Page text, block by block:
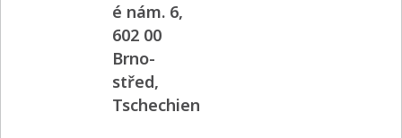
é nám. 6,
602 00
Brno-
střed,
Tschechien